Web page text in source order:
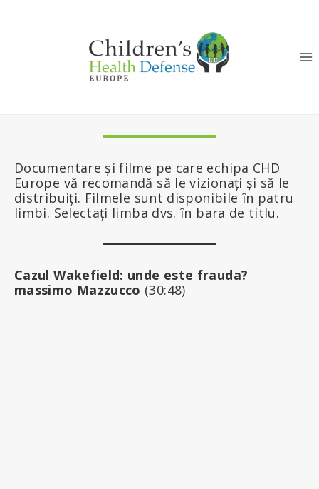
Documentare și filme pe care echipa CHD
Europe vă recomandă să le vizionați și să le
distribuiți. Filmele sunt disponibile în patru
limbi. Selectați limba dvs. în bara de titlu.
Cazul Wakefield: unde este frauda?
massimo Mazzucco (30:48)